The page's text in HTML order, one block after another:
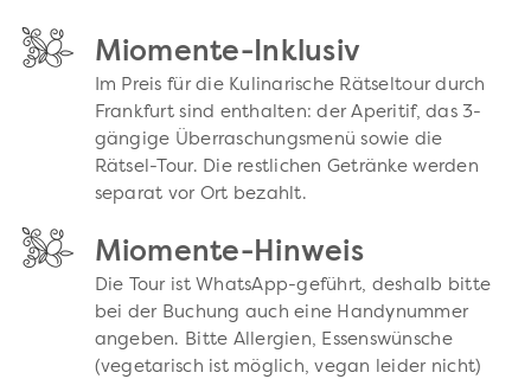
Miomente-Inklusiv
Im Preis für die Kulinarische Rätseltour durch
Frankfurt sind enthalten: der Aperitif, das 3-
gängige Überraschungsmenü sowie die
Rätsel-Tour. Die restlichen Getränke werden
separat vor Ort bezahlt.
Miomente-Hinweis
Die Tour ist WhatsApp-geführt, deshalb bitte
bei der Buchung auch eine Handynummer
angeben. Bitte Allergien, Essenswünsche
(vegetarisch ist möglich, vegan leider nicht)